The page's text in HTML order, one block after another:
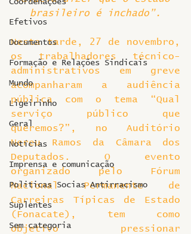
Coordenações
Efetivos
Documentos
Formação e Relações Sindicais
Mundo
Ligeirinho
Geral
Notícias
Imprensa e comunicação
Politicas Socias Antirracismo
Suplentes
Sem categoria
brasileiro é inchado”.
Nesta tarde, 27 de novembro,
os trabalhadores técnico-
administrativos em greve
acompanharam a audiência
pública com o tema “Qual
serviço público que
queremos?”, no Auditório
Nereu Ramos da Câmara dos
Deputados. O evento
organizado pelo Fórum
Nacional Permanente de
Carreiras Típicas de Estado
(Fonacate), tem como
objetivo pressionar